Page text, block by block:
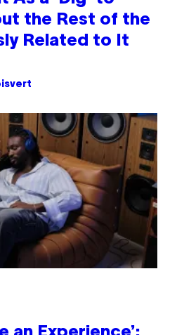
the Rest of the
Related to It